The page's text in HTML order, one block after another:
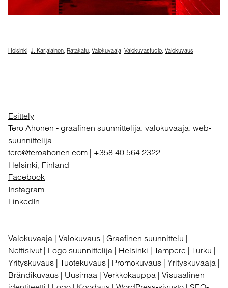
Helsinki J. Karjalainen Ratakatu Valokuvaaja Valokuvastudio Valokuvaus
Esittely
Tero Ahonen - graafinen suunnittelija, valokuvaaja, web-
suunnittelija
tero@teroahonen.com | +358 40 564 2322
Helsinki, Finland
Facebook
Instagram
LinkedIn
Valokuvaaja | Valokuvaus | Graafinen suunnittelu |
Nettisivut | Logo suunnittelija | Helsinki | Tampere | Turku |
Yrityskuvaus | Tuotekuvaus | Promokuvaus | Yrityskuvaaja |
Brändikuvaus | Uusimaa | Verkkokauppa | Visuaalinen